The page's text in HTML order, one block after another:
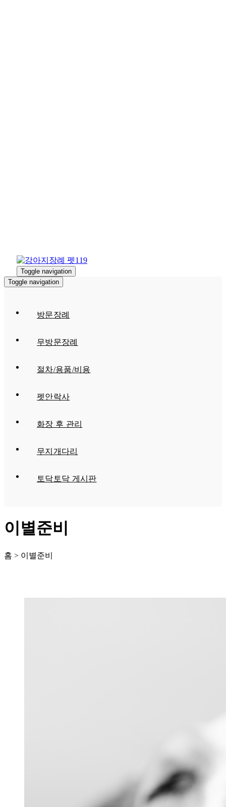
Toggle navigation
Toggle navigation
방문장례
무방문장례
절차/용품/비용
펫안락사
화장 후 관리
무지개다리
토닥토닥 게시판
이별준비
홈 > 이별준비